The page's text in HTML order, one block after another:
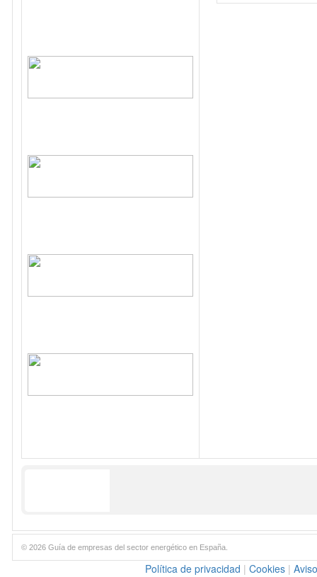
© 2026 Guía de empresas del sector energético en España.
Política de privacidad | Cookies |